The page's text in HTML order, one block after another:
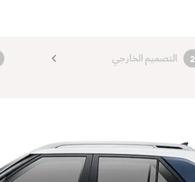
2 التصميم الخارجي